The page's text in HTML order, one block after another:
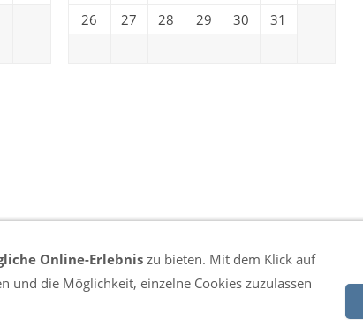
26
27 28 29 30 31
Online-Erlebniszu bieten. Mit dem Klick auf
die Möglichkeit, einzelne Cookies zuzulassen